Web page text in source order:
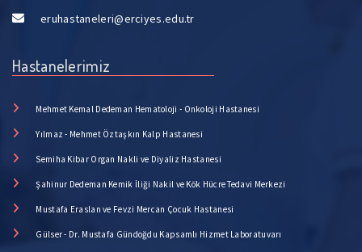
eruhastaneleri@erciyes.edu.tr
Hastanelerimiz
Mehmet Kemal Dedeman Hematoloji - Onkoloji Hastanesi
Yılmaz - Mehmet Öztaşkın Kalp Hastanesi
Semiha Kibar Organ Nakli ve Diyaliz Hastanesi
Şahinur Dedeman Kemik İliği Nakil ve Kök Hücre Tedavi Merkezi
Mustafa Eraslan ve Fevzi Mercan Çocuk Hastanesi
Gülser - Dr. Mustafa Gündoğdu Kapsamlı Hizmet Laboratuvarı